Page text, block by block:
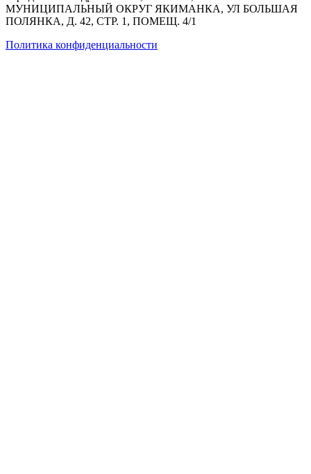
МУНИЦИПАЛЬНЫЙ ОКРУГ ЯКИМАНКА, УЛ БОЛЬШАЯ
ПОЛЯНКА, Д. 42, СТР. 1, ПОМЕЩ. 4/1
Политика конфиденциальности